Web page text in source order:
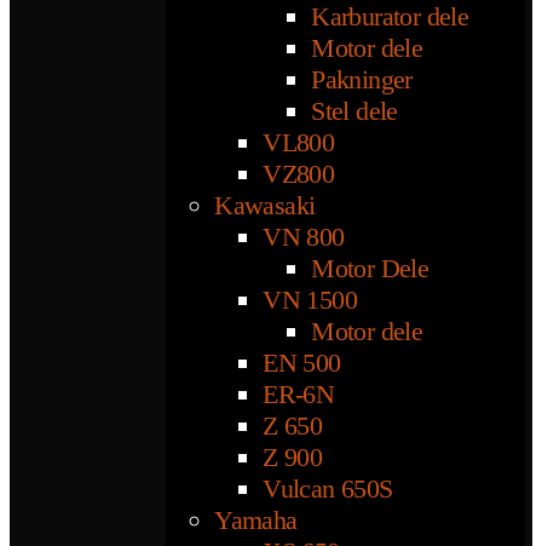
Karburator dele
Motor dele
Pakninger
Stel dele
VL800
VZ800
Kawasaki
VN 800
Motor Dele
VN 1500
Motor dele
EN 500
ER-6N
Z 650
Z 900
Vulcan 650S
Yamaha